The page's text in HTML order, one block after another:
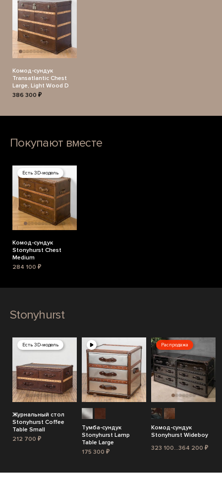
Комод-сундук
Transatlantic Chest
Large, Light Wood D
386 300 ₽
Покупают вместе
Есть 3D-модель
Комод-сундук
Stonyhurst Chest
Medium
284 100 ₽
Stonyhurst
Есть 3D-модель
Журнальный стол
Stonyhurst Coffee
Table Small
212 700 ₽
Тумба-сундук
Stonyhurst Lamp
Table Large
175 300 ₽
Распродажа
Комод-сундук
Stonyhurst Wideboy
323 100...364 200 ₽